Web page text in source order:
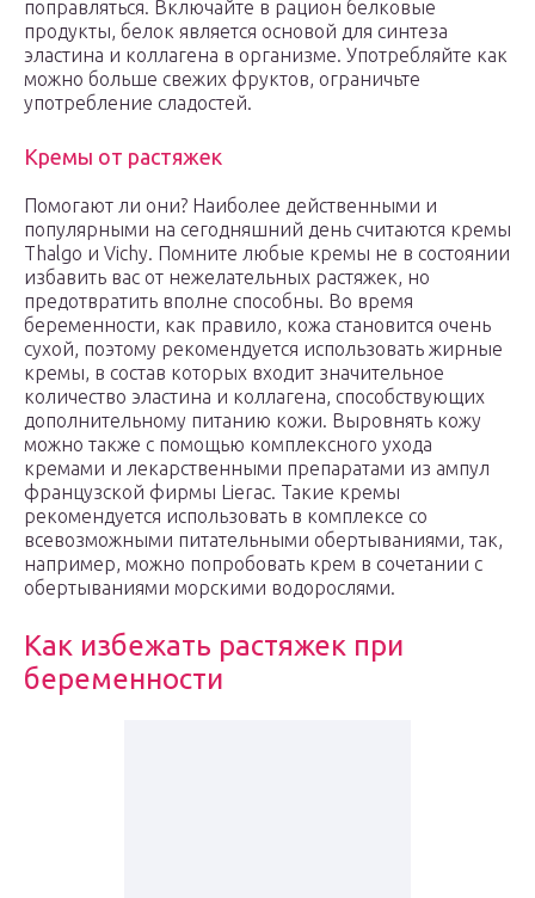
поправляться. Включайте в рацион белковые
продукты, белок является основой для синтеза
эластина и коллагена в организме. Употребляйте как
можно больше свежих фруктов, ограничьте
употребление сладостей.
Кремы от растяжек
Помогают ли они? Наиболее действенными и
популярными на сегодняшний день считаются кремы
Thalgo и Vichy. Помните любые кремы не в состоянии
избавить вас от нежелательных растяжек, но
предотвратить вполне способны. Во время
беременности, как правило, кожа становится очень
сухой, поэтому рекомендуется использовать жирные
кремы, в состав которых входит значительное
количество эластина и коллагена, способствующих
дополнительному питанию кожи. Выровнять кожу
можно также с помощью комплексного ухода
кремами и лекарственными препаратами из ампул
французской фирмы Lierac. Такие кремы
рекомендуется использовать в комплексе со
всевозможными питательными обертываниями, так,
например, можно попробовать крем в сочетании с
обертываниями морскими водорослями.
Как избежать растяжек при
беременности